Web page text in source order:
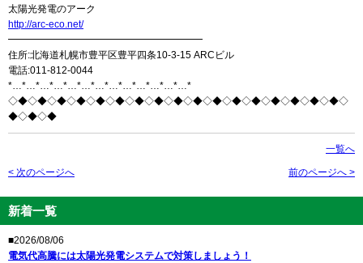
太陽光発電のアーク
http://arc-eco.net/
━━━━━━━━━━━━━━━━━━━━
住所:北海道札幌市豊平区豊平四条10-3-15 ARCビル
電話:011-812-0044
*…*…*…*…*…*…*…*…*…*…*…*…*…*
◇◆◇◆◇◆◇◆◇◆◇◆◇◆◇◆◇◆◇◆◇◆◇◆◇◆◇◆◇◆◇◆◇◆◇
◆◇◆◇◆
一覧へ
< 次のページへ 前のページへ >
新着一覧
■2026/08/06
電気代高騰には太陽光発電システムで対策しましょう！